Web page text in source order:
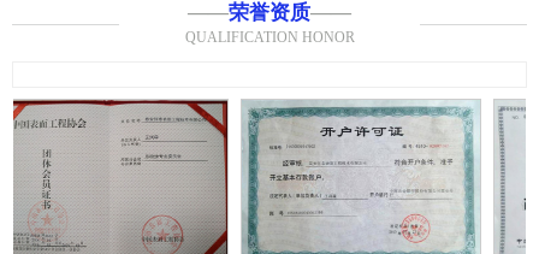
——荣誉资质——
QUALIFICATION HONOR